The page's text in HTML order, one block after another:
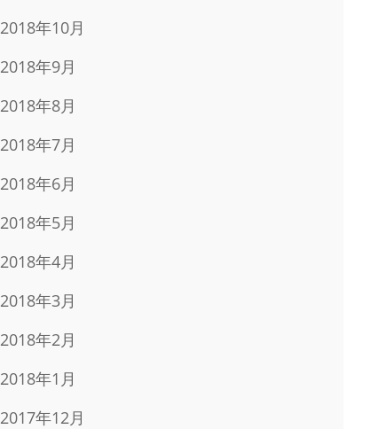
2018年10月
2018年9月
2018年8月
2018年7月
2018年6月
2018年5月
2018年4月
2018年3月
2018年2月
2018年1月
2017年12月